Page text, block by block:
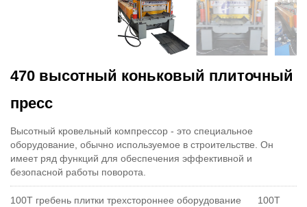
470 высотный коньковый плиточный
пресс
Высотный кровельный компрессор - это специальное
оборудование, обычно используемое в строительстве. Он
имеет ряд функций для обеспечения эффективной и
безопасной работы поворота.
100T гребень плитки трехстороннее оборудование
100T